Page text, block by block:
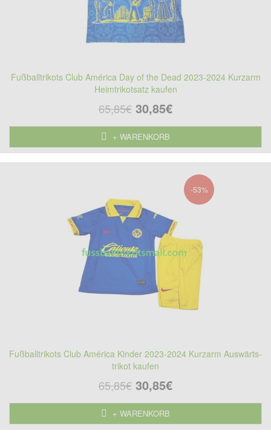
Fußballtrikots Club América Day of the Dead 2023-2024 Kurzarm
Heimtrikotsatz kaufen
65,85€ 30,85€
+ WARENKORB
-53%
Fußballtrikots Club América Kinder 2023-2024 Kurzarm Auswärts-
trikot kaufen
65,85€ 30,85€
+ WARENKORB